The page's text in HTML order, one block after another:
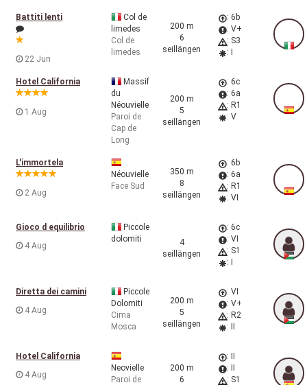
Battiti lenti
22 Jun
Col de
limedes
Col de
limedes
200 m
6
seillängen
: 6b
: V+
: S3
: I
Hotel California
1 Aug
Massif
du
Néouvielle
Paroi de
Cap de
Long
200 m
5
seillängen
: 6c
: 6a
: R1
: V
L'immortela
2 Aug
Néouvielle
Face Sud
350 m
8
seillängen
: 6b
: 6a
: R1
: VI
Gioco d equilibrio
4 Aug
Piccole
dolomiti
4
seillängen
: 6c
: VI
: S1
: I
Diretta dei camini
4 Aug
Piccole
Dolomiti
Cima
Mosca
200 m
5
seillängen
: VI
: V+
: R2
: II
Hotel California
4 Aug
Neovielle
Paroi de
200 m
6
: II
: II
: S1